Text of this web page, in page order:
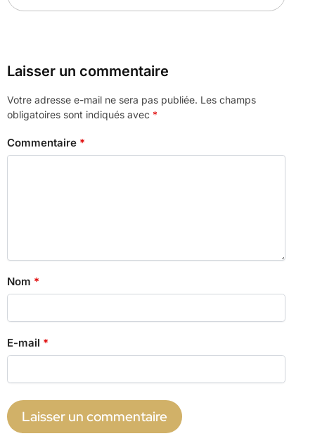
Laisser un commentaire
Votre adresse e-mail ne sera pas publiée. Les champs
obligatoires sont indiqués avec *
Commentaire *
Nom *
E-mail *